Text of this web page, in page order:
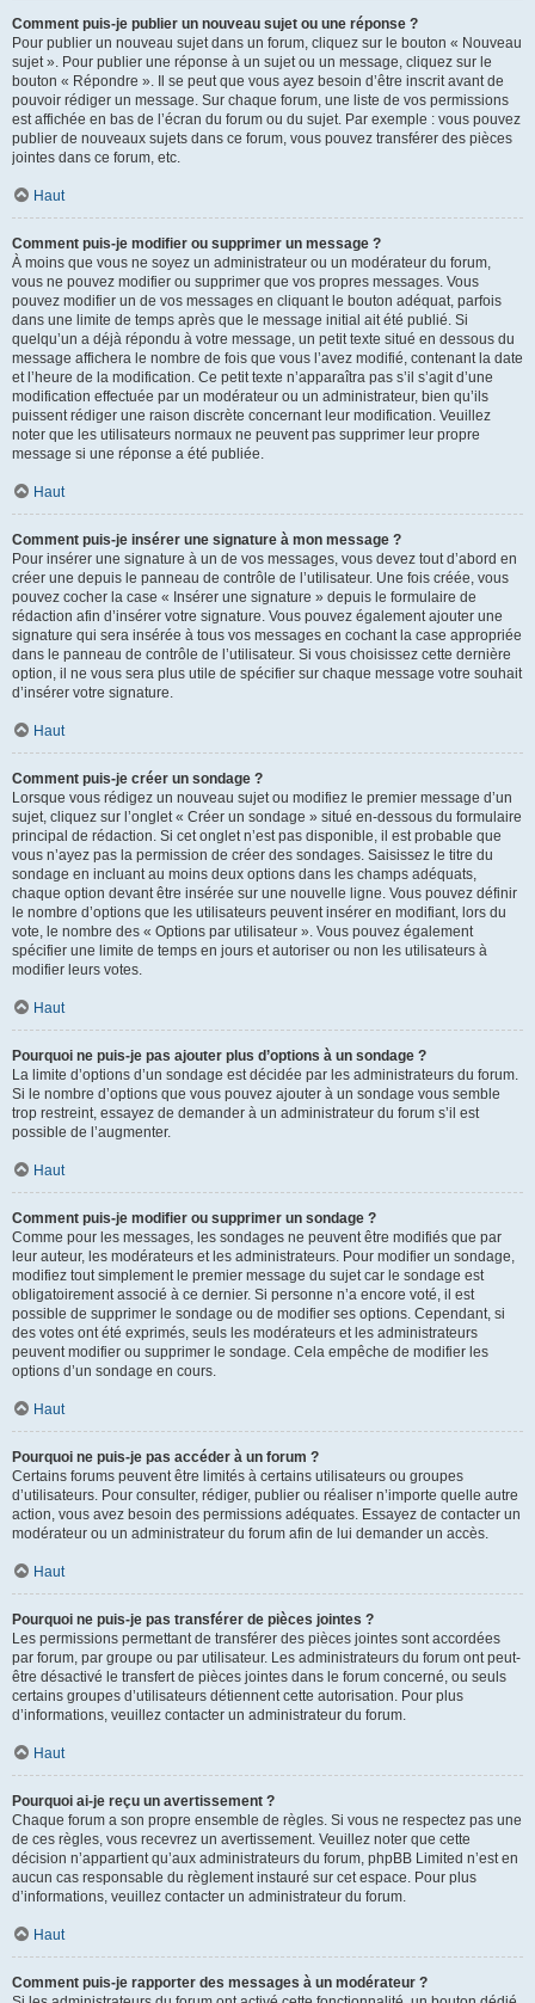
Comment puis-je publier un nouveau sujet ou une réponse ?
Pour publier un nouveau sujet dans un forum, cliquez sur le bouton « Nouveau
sujet ». Pour publier une réponse à un sujet ou un message, cliquez sur le
bouton « Répondre ». Il se peut que vous ayez besoin d’être inscrit avant de
pouvoir rédiger un message. Sur chaque forum, une liste de vos permissions
est affichée en bas de l’écran du forum ou du sujet. Par exemple : vous pouvez
publier de nouveaux sujets dans ce forum, vous pouvez transférer des pièces
jointes dans ce forum, etc.
Haut
Comment puis-je modifier ou supprimer un message ?
À moins que vous ne soyez un administrateur ou un modérateur du forum,
vous ne pouvez modifier ou supprimer que vos propres messages. Vous
pouvez modifier un de vos messages en cliquant le bouton adéquat, parfois
dans une limite de temps après que le message initial ait été publié. Si
quelqu’un a déjà répondu à votre message, un petit texte situé en dessous du
message affichera le nombre de fois que vous l’avez modifié, contenant la date
et l’heure de la modification. Ce petit texte n’apparaîtra pas s’il s’agit d’une
modification effectuée par un modérateur ou un administrateur, bien qu’ils
puissent rédiger une raison discrète concernant leur modification. Veuillez
noter que les utilisateurs normaux ne peuvent pas supprimer leur propre
message si une réponse a été publiée.
Haut
Comment puis-je insérer une signature à mon message ?
Pour insérer une signature à un de vos messages, vous devez tout d’abord en
créer une depuis le panneau de contrôle de l’utilisateur. Une fois créée, vous
pouvez cocher la case « Insérer une signature » depuis le formulaire de
rédaction afin d’insérer votre signature. Vous pouvez également ajouter une
signature qui sera insérée à tous vos messages en cochant la case appropriée
dans le panneau de contrôle de l’utilisateur. Si vous choisissez cette dernière
option, il ne vous sera plus utile de spécifier sur chaque message votre souhait
d’insérer votre signature.
Haut
Comment puis-je créer un sondage ?
Lorsque vous rédigez un nouveau sujet ou modifiez le premier message d’un
sujet, cliquez sur l’onglet « Créer un sondage » situé en-dessous du formulaire
principal de rédaction. Si cet onglet n’est pas disponible, il est probable que
vous n’ayez pas la permission de créer des sondages. Saisissez le titre du
sondage en incluant au moins deux options dans les champs adéquats,
chaque option devant être insérée sur une nouvelle ligne. Vous pouvez définir
le nombre d’options que les utilisateurs peuvent insérer en modifiant, lors du
vote, le nombre des « Options par utilisateur ». Vous pouvez également
spécifier une limite de temps en jours et autoriser ou non les utilisateurs à
modifier leurs votes.
Haut
Pourquoi ne puis-je pas ajouter plus d’options à un sondage ?
La limite d’options d’un sondage est décidée par les administrateurs du forum.
Si le nombre d’options que vous pouvez ajouter à un sondage vous semble
trop restreint, essayez de demander à un administrateur du forum s’il est
possible de l’augmenter.
Haut
Comment puis-je modifier ou supprimer un sondage ?
Comme pour les messages, les sondages ne peuvent être modifiés que par
leur auteur, les modérateurs et les administrateurs. Pour modifier un sondage,
modifiez tout simplement le premier message du sujet car le sondage est
obligatoirement associé à ce dernier. Si personne n’a encore voté, il est
possible de supprimer le sondage ou de modifier ses options. Cependant, si
des votes ont été exprimés, seuls les modérateurs et les administrateurs
peuvent modifier ou supprimer le sondage. Cela empêche de modifier les
options d’un sondage en cours.
Haut
Pourquoi ne puis-je pas accéder à un forum ?
Certains forums peuvent être limités à certains utilisateurs ou groupes
d’utilisateurs. Pour consulter, rédiger, publier ou réaliser n’importe quelle autre
action, vous avez besoin des permissions adéquates. Essayez de contacter un
modérateur ou un administrateur du forum afin de lui demander un accès.
Haut
Pourquoi ne puis-je pas transférer de pièces jointes ?
Les permissions permettant de transférer des pièces jointes sont accordées
par forum, par groupe ou par utilisateur. Les administrateurs du forum ont peut-
être désactivé le transfert de pièces jointes dans le forum concerné, ou seuls
certains groupes d’utilisateurs détiennent cette autorisation. Pour plus
d’informations, veuillez contacter un administrateur du forum.
Haut
Pourquoi ai-je reçu un avertissement ?
Chaque forum a son propre ensemble de règles. Si vous ne respectez pas une
de ces règles, vous recevrez un avertissement. Veuillez noter que cette
décision n’appartient qu’aux administrateurs du forum, phpBB Limited n’est en
aucun cas responsable du règlement instauré sur cet espace. Pour plus
d’informations, veuillez contacter un administrateur du forum.
Haut
Comment puis-je rapporter des messages à un modérateur ?